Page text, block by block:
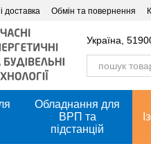
контенту
доставка Обмін та повернення
Україна,
Обладнання для
ВРП та
підстанцій